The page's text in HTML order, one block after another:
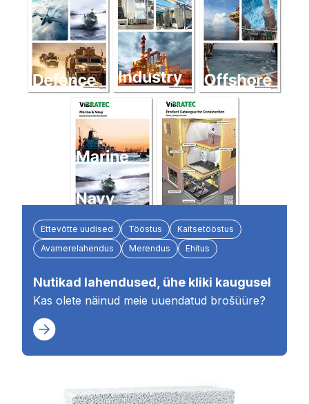
Ettevõtte uudised Tööstus
Kaitsetööstus
Avamerelahendus
Merendus Ehitus
Nutikad lahendused, ühe kliki kaugusel
Kas olete näinud meie uuendatud brošüüre?